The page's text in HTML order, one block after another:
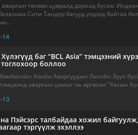
төлөөх цувралд дорнод бүсээс
Сити Тандер багууд үлдээд байгаа
14
баг “BCL Asia” тэмцээний
боллоо
Азийн Аваргуудын Лигийн Зүүн
аваргын цомыг нь өргөсөн "Хасын
13
Пэйсэрс талбайдаа хожил
тэргүүлж эхэллээ